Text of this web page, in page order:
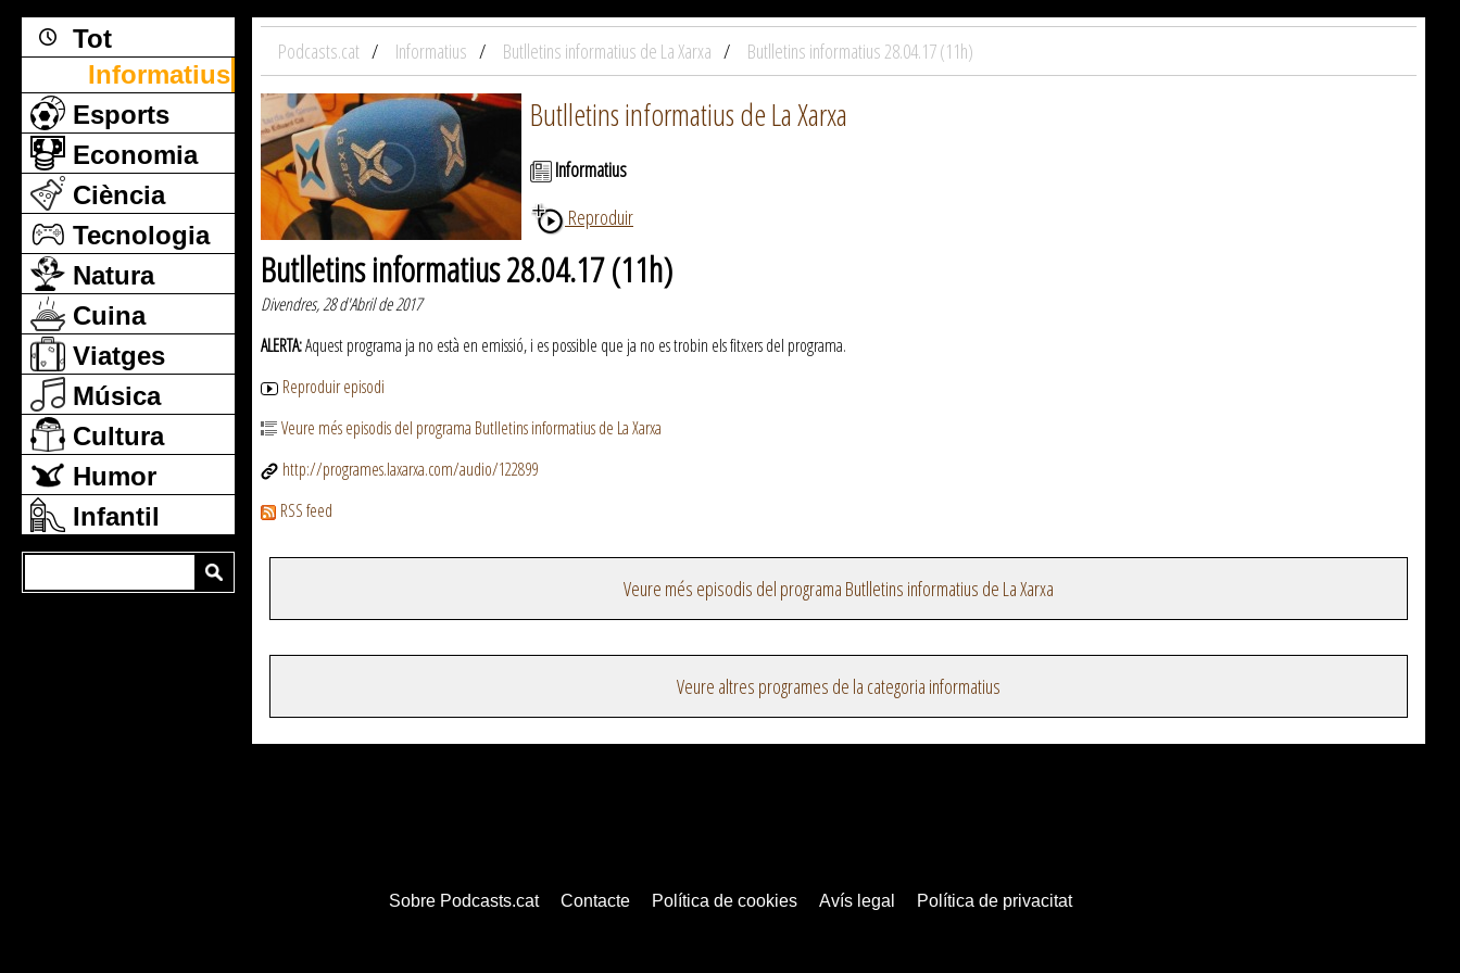
Tot
Informatius
Esports
Economia
Ciència
Tecnologia
Natura
Cuina
Viatges
Música
Cultura
Humor
Infantil
Podcasts.cat Informatius Butlletins informatius de La Xarxa Butlletins informatius 28.04.17 (11h)
Butlletins informatius de La Xarxa
Informatius
Reproduir
Butlletins informatius 28.04.17 (11h)
Divendres, 28 d'Abril de 2017
ALERTA:Aquest programa ja no està en emissió, i es possible que ja no es trobin els fitxers del programa.
Reproduir episodi
Veure més episodis del programa Butlletins informatius de La Xarxa
http://programes.laxarxa.com/audio/122899
RSS feed
Veure més episodis del programa Butlletins informatius de La Xarxa
Veure altres programes de la categoria informatius
Sobre Podcasts.cat Contacte Política de cookies Avís legal Política de privacitat